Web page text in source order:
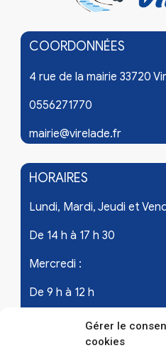
Gérer le
cookies
COORDONNÉES
4 rue de la mairie 33720
0556271770
mairie@virelade.fr
HORAIRES
Lundi, Mardi, Jeudi et
De 14 h à 17 h 30
Mercredi :
De 9 h à 12 h
Samedi - les 1er et 3ème